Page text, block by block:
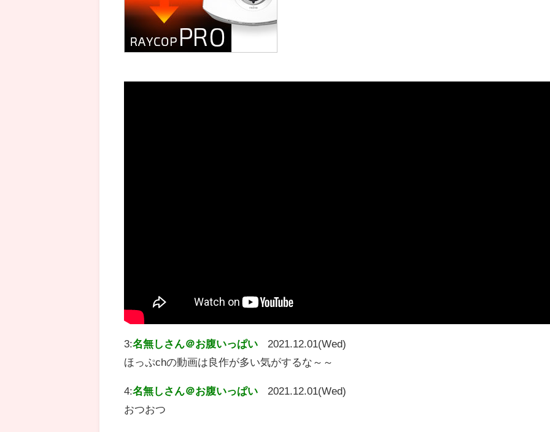
3:名無しさん＠お腹いっぱい
2021.12.01(Wed)
ほっぷchの動画は良作が多い気がするな～～
4:名無しさん＠お腹いっぱい
2021.12.01(Wed)
おつおつ